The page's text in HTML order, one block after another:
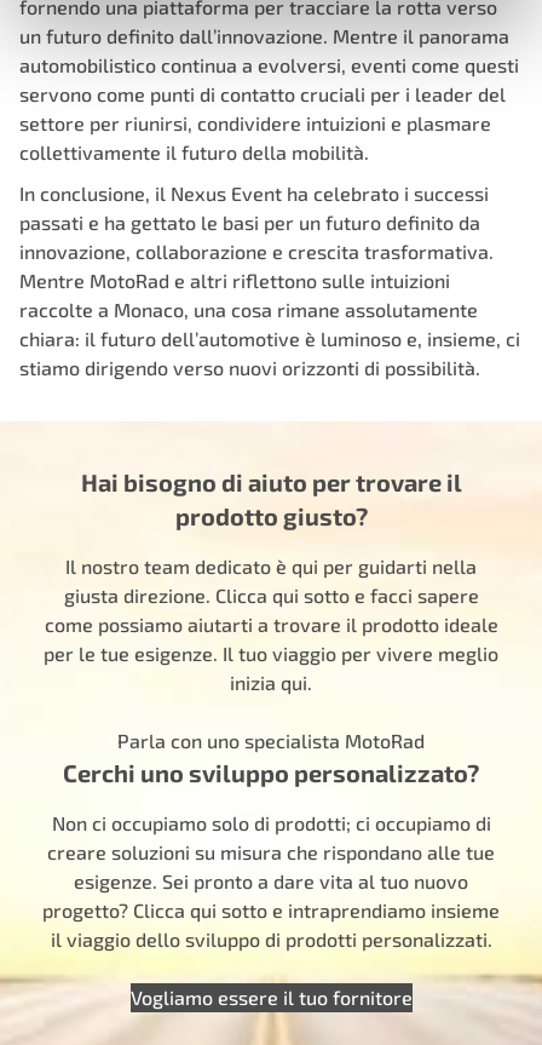
fornendo una piattaforma per tracciare la rotta verso
un futuro definito dall’innovazione. Mentre il panorama
automobilistico continua a evolversi, eventi come questi
servono come punti di contatto cruciali per i leader del
settore per riunirsi, condividere intuizioni e plasmare
collettivamente il futuro della mobilità.
In conclusione, il Nexus Event ha celebrato i successi
passati e ha gettato le basi per un futuro definito da
innovazione, collaborazione e crescita trasformativa.
Mentre MotoRad e altri riflettono sulle intuizioni
raccolte a Monaco, una cosa rimane assolutamente
chiara: il futuro dell’automotive è luminoso e, insieme, ci
stiamo dirigendo verso nuovi orizzonti di possibilità.
Hai bisogno di aiuto per trovare il
prodotto giusto?
Il nostro team dedicato è qui per guidarti nella
giusta direzione. Clicca qui sotto e facci sapere
come possiamo aiutarti a trovare il prodotto ideale
per le tue esigenze. Il tuo viaggio per vivere meglio
inizia qui.
Parla con uno specialista MotoRad
Cerchi uno sviluppo personalizzato?
Non ci occupiamo solo di prodotti; ci occupiamo di
creare soluzioni su misura che rispondano alle tue
esigenze. Sei pronto a dare vita al tuo nuovo
progetto? Clicca qui sotto e intraprendiamo insieme
il viaggio dello sviluppo di prodotti personalizzati.
Vogliamo essere il tuo fornitore